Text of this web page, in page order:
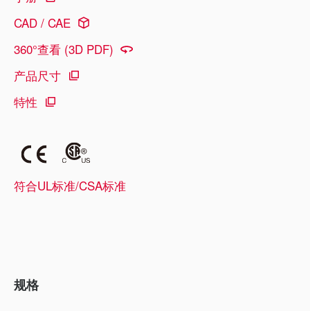
CAD / CAE
360°查看 (3D PDF)
产品尺寸
特性
符合UL标准/CSA标准
规格